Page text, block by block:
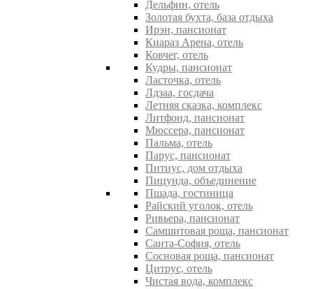
Дельфин, отель
Золотая бухта, база отдыха
Ирэн, пансионат
Киараз Арена, отель
Ковчег, отель
Кудры, пансионат
Ласточка, отель
Лдзаа, госдача
Летняя сказка, комплекс
Литфонд, пансионат
Мюссера, пансионат
Пальма, отель
Парус, пансионат
Питиус, дом отдыха
Пицунда, объединение
Пшада, гостиница
Райский уголок, отель
Ривьера, пансионат
Самшитовая роща, пансионат
Санта-София, отель
Сосновая роща, пансионат
Цитрус, отель
Чистая вода, комплекс